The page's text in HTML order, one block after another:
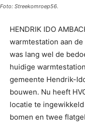
Foto: Streekomroep56.
HENDRIK IDO
warmtestation aan
was lang wel de
huidige
gemeente Hendrik-
bouwen. Nu heeft
locatie te
bomen en twee